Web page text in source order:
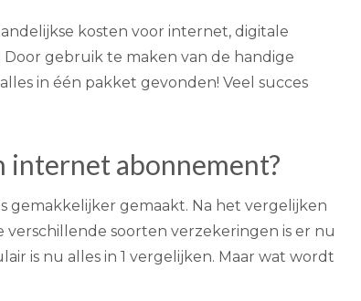
kosten voor internet, digitale
Door gebruik te maken van de handige
in één pakket gevonden! Veel succes
internet abonnement?
gemakkelijker gemaakt. Na het vergelijken
soorten verzekeringen is er nu
is nu alles in 1 vergelijken. Maar wat wordt